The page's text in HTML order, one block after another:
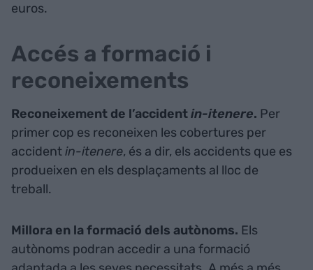
euros.
Accés a formació i
reconeixements
Reconeixement de l’accidentin-itenere. Per
primer cop es reconeixen les cobertures per
accidentin-itenere, és a dir, els accidents que es
produeixen en els desplaçaments al lloc de
treball.
Millora en la formació dels autònoms. Els
autònoms podran accedir a una formació